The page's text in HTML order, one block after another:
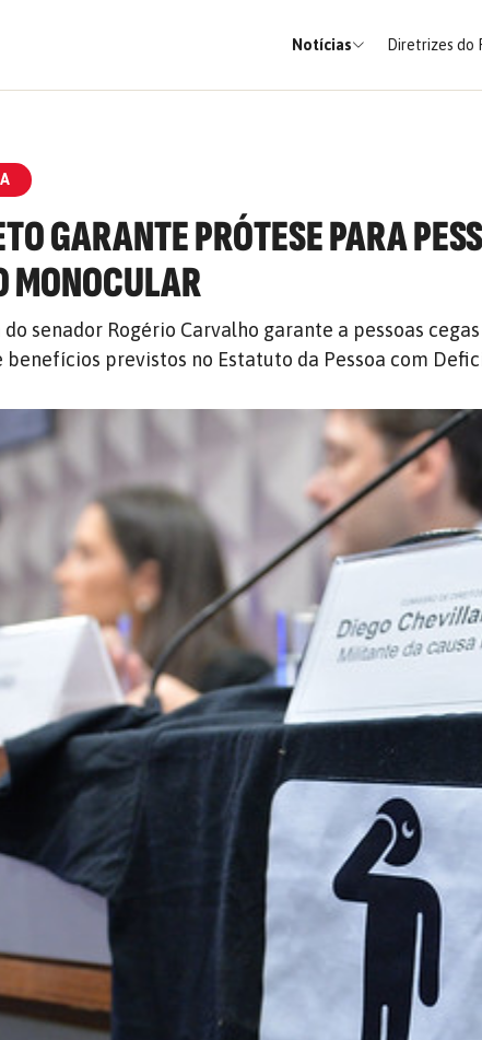
Notícias Diretrizes do
GARANTE PRÓTESE PARA
MONOCULAR
senador Rogério Carvalho garante a pessoas
benefícios previstos no Estatuto da Pessoa com